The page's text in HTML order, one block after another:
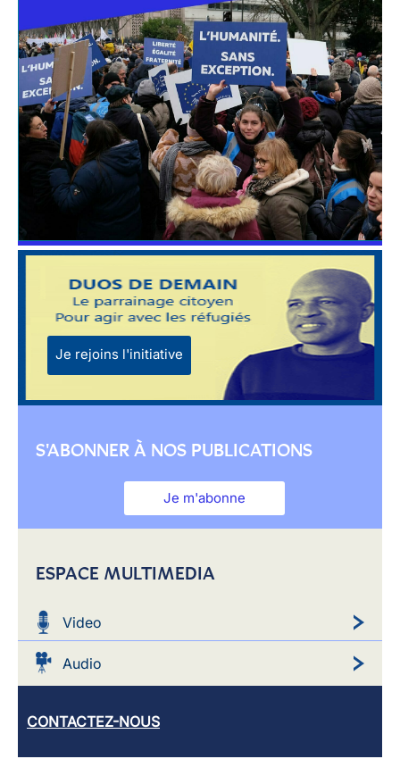
Je rejoins l'initiative
S'ABONNER À NOS PUBLICATIONS
Je m'abonne
ESPACE MULTIMEDIA
Video
Audio
CONTACTEZ-NOUS